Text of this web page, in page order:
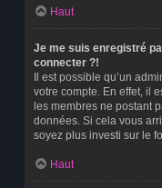
Haut
Je me suis enregistré
connecter ?!
Il est possible qu’un
votre compte. En effet, il
les membres ne postant
données. Si cela vous
soyez plus investi sur le
Haut